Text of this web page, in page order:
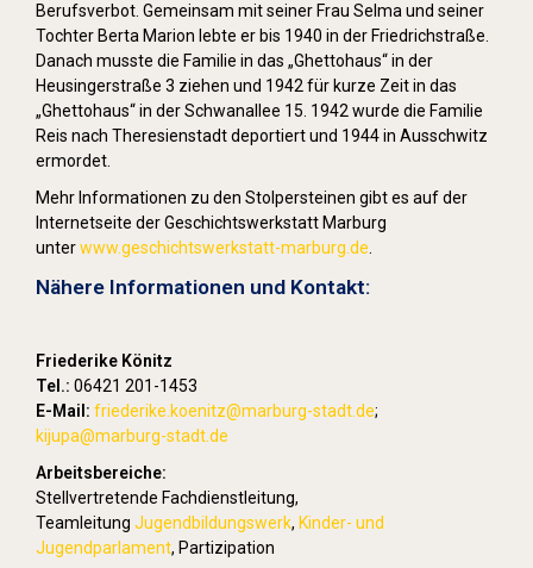
Berufsverbot. Gemeinsam mit seiner Frau Selma und seiner
Tochter Berta Marion lebte er bis 1940 in der Friedrichstraße.
Danach musste die Familie in das „Ghettohaus“ in der
Heusingerstraße 3 ziehen und 1942 für kurze Zeit in das
„Ghettohaus“ in der Schwanallee 15. 1942 wurde die Familie
Reis nach Theresienstadt deportiert und 1944 in Ausschwitz
ermordet.
Mehr Informationen zu den Stolpersteinen gibt es auf der
Internetseite der Geschichtswerkstatt Marburg
unterwww.geschichtswerkstatt-marburg.de
Nähere Informationen und Kontakt:
Friederike Könitz
Tel.: 06421 201-1453
E-Mail: friederike.koenitz@marburg-stadt.de;
kijupa@marburg-stadt.de
Arbeitsbereiche:
Stellvertretende Fachdienstleitung,
Teamleitung Jugendbildungswerk, Kinder- und
Jugendparlament, Partizipation